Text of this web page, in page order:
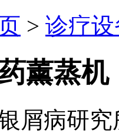
> 诊疗
薰蒸机
屑病研